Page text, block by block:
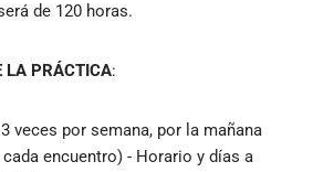
de 120 horas.
LA PRÁCTICA:
veces por semana, por la mañana
encuentro) - Horario y días a